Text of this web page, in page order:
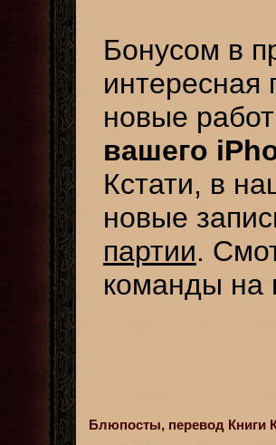
Бонусом в
интересная
новые
вашего
Кстати, в
новые
партии.
команды
Блюпосты, перевод Книги